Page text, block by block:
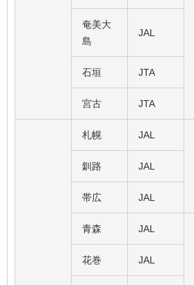
奄美大
島
JAL
石垣 JTA
宮古 JTA
札幌 JAL
釧路 JAL
帯広 JAL
青森 JAL
花巻 JAL